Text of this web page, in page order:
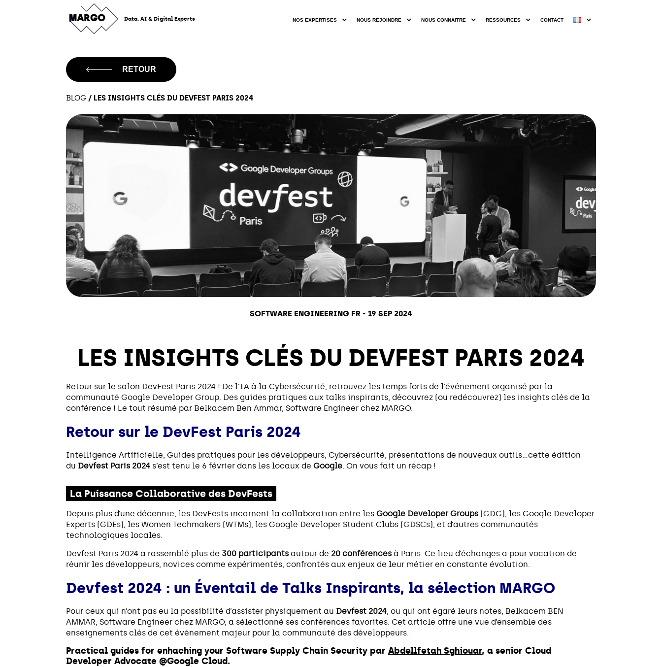
Skip
to
content
Data, AI & Digital Experts NOS EXPERTISES NOUS REJOINDRE NOUS CONNAITRE RESSOURCES CONTACT
RETOUR
BLOG / LES INSIGHTS CLÉS DU DEVFEST PARIS 2024
SOFTWARE ENGINEERING FR - 19 SEP 2024
LES INSIGHTS CLÉS DU DEVFEST PARIS 2024
Retour sur le salon DevFest Paris 2024 ! De l’IA à la Cybersécurité, retrouvez les temps forts de l’événement organisé par la
communauté Google Developer Group. Des guides pratiques aux talks inspirants, découvrez (ou redécouvrez) les insights clés de la
conférence ! Le tout résumé par Belkacem Ben Ammar, Software Engineer chez MARGO.
Retour sur le DevFest Paris 2024
Intelligence Artificielle, Guides pratiques pour les développeurs, Cybersécurité, présentations de nouveaux outils…cette édition
du Devfest Paris 2024 s’est tenu le 6 février dans les locaux de Google . On vous fait un récap !
La Puissance Collaborative des DevFests
Depuis plus d’une décennie, les DevFests incarnent la collaboration entre les Google Developer Groups (GDG), les Google Developer
Experts (GDEs), les Women Techmakers (WTMs), les Google Developer Student Clubs (GDSCs), et d’autres communautés
technologiques locales.
Devfest Paris 2024 a rassemblé plus de 300 participants autour de 20 conférences à Paris. Ce lieu d’échanges a pour vocation de
réunir les développeurs, novices comme expérimentés, confrontés aux enjeux de leur métier en constante évolution.
Devfest 2024 : un Éventail de Talks Inspirants, la sélection MARGO
Pour ceux qui n’ont pas eu la possibilité d’assister physiquement au Devfest 2024 , ou qui ont égaré leurs notes, Belkacem BEN
AMMAR, Software Engineer chez MARGO, a sélectionné ses conférences favorites. Cet article offre une vue d’ensemble des
enseignements clés de cet événement majeur pour la communauté des développeurs.
Practical guides for enhaching your Software Supply Chain Security par Abdellfetah Sghiouar, a senior Cloud
Developer Advocate @Google Cloud.